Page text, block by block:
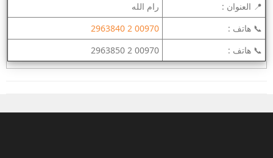
📍 العنوان :
رام الله
📞 هاتف :
00970 2 2963840
📞 هاتف :
00970 2 2963850